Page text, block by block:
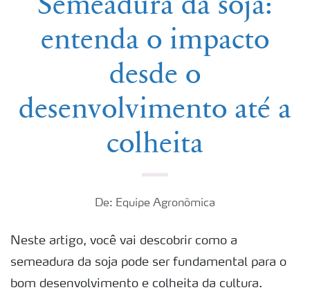
entenda o impacto
desde o
desenvolvimento até a
colheita
De: Equipe Agronômica
Neste artigo, você vai descobrir como a
semeadura da soja pode ser fundamental para o
bom desenvolvimento e colheita da cultura.